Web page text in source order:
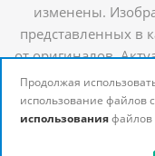
изменены.
представленных в
от оригиналов.
наличии
Продолжая
использование файлов
использованияфайлов